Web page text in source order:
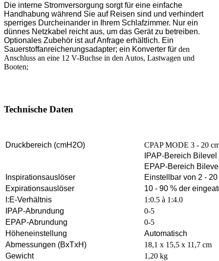
Die interne Stromversorgung sorgt für eine einfache
Handhabung während Sie auf Reisen sind und verhindert
sperriges Durcheinander in Ihrem Schlafzimmer. Nur ein
dünnes Netzkabel reicht aus, um das Gerät zu betreiben.
Optionales Zubehör ist auf Anfrage erhältlich. Ein
Sauerstoffanreicherungsadapter; ein Konverter für den
Anschluss an eine 12 V-Buchse in den Autos, Lastwagen und
Booten;
Technische Daten
Druckbereich (cmH2O)
CPAP MODE 3 - 20
IPAP-Bereich
EPAP-Bereich
Inspirationsauslöser
Einstellbar von 2 -
Expirationsauslöser
10 - 90 % der
I:E-Verhältnis
1:0.5 à 1:4.0
IPAP-Abrundung
0-5
EPAP-Abrundung
0-5
Höheneinstellung
Automatisch
Abmessungen (BxTxH)
18,1 x 15,5 x 11,7 cm
Gewicht
1,20 kg